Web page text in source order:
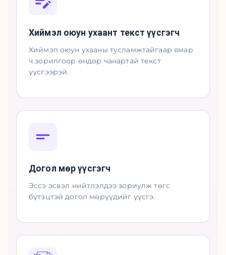
Хиймэл оюун ухаант текст үүсгэгч
Хиймэл оюун ухааны тусламжтайгаар ямар
ч зорилгоор өндөр чанартай текст
үүсгээрэй.
Догол мөр үүсгэгч
Эссэ эсвэл нийтлэлдээ зориулж төгс
бүтэцтэй догол мөрүүдийг үүсгэ.